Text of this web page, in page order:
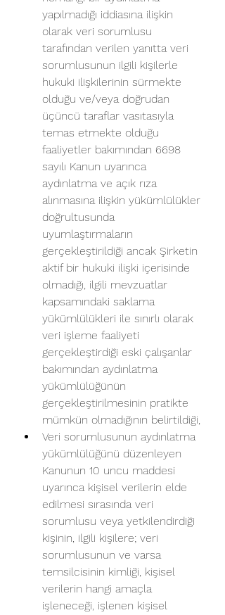
yapılmadığı iddiasına ilişkin
olarak veri sorumlusu
tarafından verilen yanıtta veri
sorumlusunun ilgili kişilerle
hukuki ilişkilerinin sürmekte
olduğu ve/veya doğrudan
üçüncü taraflar vasıtasıyla
temas etmekte olduğu
faaliyetler bakımından 6698
sayılı Kanun uyarınca
aydınlatma ve açık rıza
alınmasına ilişkin yükümlülükler
doğrultusunda
uyumlaştırmaların
gerçekleştirildiği ancak Şirketin
aktif bir hukuki ilişki içerisinde
olmadığı, ilgili mevzuatlar
kapsamındaki saklama
yükümlülükleri ile sınırlı olarak
veri işleme faaliyeti
gerçekleştirdiği eski çalışanlar
bakımından aydınlatma
yükümlülüğünün
gerçekleştirilmesinin pratikte
mümkün olmadığının belirtildiği,
Veri sorumlusunun aydınlatma
yükümlülüğünü düzenleyen
Kanunun 10 uncu maddesi
uyarınca kişisel verilerin elde
edilmesi sırasında veri
sorumlusu veya yetkilendirdiği
kişinin, ilgili kişilere; veri
sorumlusunun ve varsa
temsilcisinin kimliği, kişisel
verilerin hangi amaçla
işleneceği, işlenen kişisel